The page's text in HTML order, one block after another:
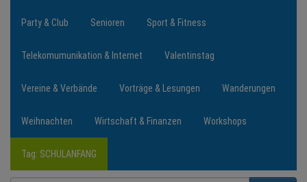
Party & Club Senioren Sport & Fitness
Telekomumunikation & Internet Valentinstag
Vereine & Verbände Vorträge & Lesungen Wanderungen
Weihnachten Wirtschaft & Finanzen Workshops
Tag: SCHULANFANG